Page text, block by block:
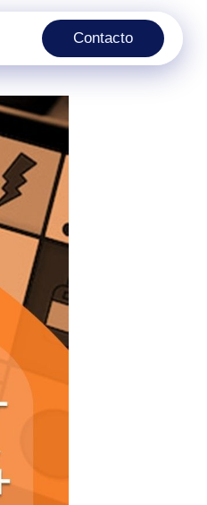
Contacto